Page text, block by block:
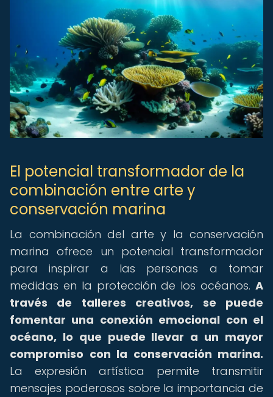
El potencial transformador de la
combinación entre arte y
conservación marina
La combinación del arte y la conservación
marina ofrece un potencial transformador
para inspirar a las personas a tomar
medidas en la protección de los océanos. A
través de talleres creativos, se puede
fomentar una conexión emocional con el
océano, lo que puede llevar a un mayor
compromiso con la conservación marina.
La expresión artística permite transmitir
mensajes poderosos sobre la importancia de